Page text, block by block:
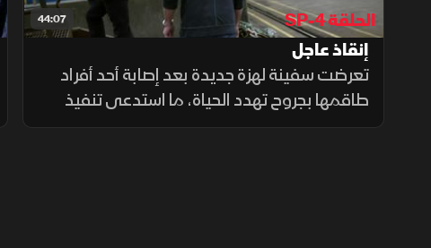
44:07
الحلقة SP-4
إنقاذ عاجل
تعرضت سفينة لهزة جديدة بعد إصابة أحد أفراد
طاقمها بجروح تهدد الحياة، ما استدعى تنفيذ
خفر السواحل عملية إنقاذ عاجلة من على متنها،